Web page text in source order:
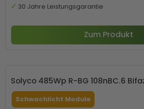
30 Jahre Leistungsgarantie
Zum Produkt
Schwachlicht Module
Solyco 485Wp R-BG 108nBC.6